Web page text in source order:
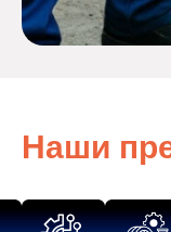
Наши